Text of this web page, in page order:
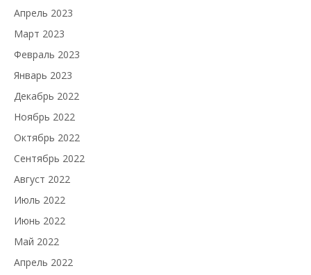
Апрель 2023
Март 2023
Февраль 2023
Январь 2023
Декабрь 2022
Ноябрь 2022
Октябрь 2022
Сентябрь 2022
Август 2022
Июль 2022
Июнь 2022
Май 2022
Апрель 2022